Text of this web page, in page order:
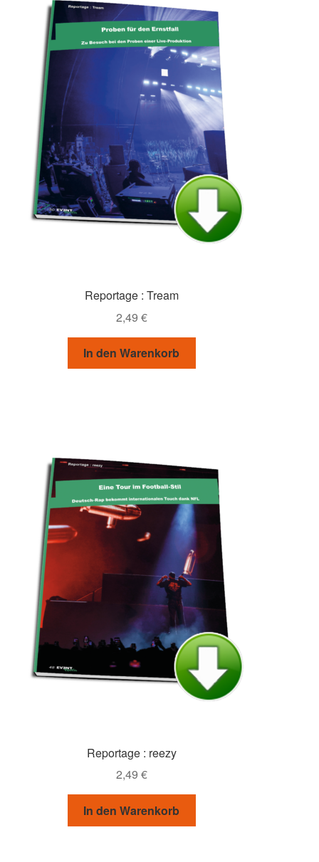
Reportage : Tream
2,49 €
In den Warenkorb
Reportage : reezy
2,49 €
In den Warenkorb